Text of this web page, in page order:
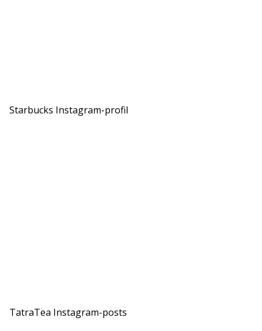
Starbucks Instagram-profil
TatraTea Instagram-posts